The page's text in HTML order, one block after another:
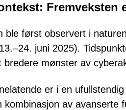
Fremveksten
ble først observert i
juni 2025).
mønster av
er i en
kombinasjon av avanserte